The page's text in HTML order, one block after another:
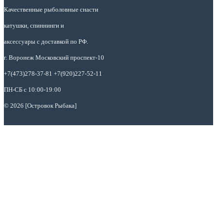
Качественные рыболовные снасти
катушки, спиннинги и
аксессуары с доставкой по РФ.
г. Воронеж Московский проспект-10
+7(473)278-37-81 +7(920)227-52-11
ПН-СБ с 10:00-19:00
© 2026 [Островок Рыбака]